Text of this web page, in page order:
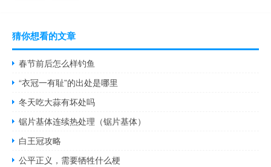
猜你想看的文章
春节前后怎么样钓鱼
“衣冠一有耻”的出处是哪里
冬天吃大蒜有坏处吗
锯片基体连续热处理（锯片基体）
白王冠攻略
公平正义，需要牺牲什么梗